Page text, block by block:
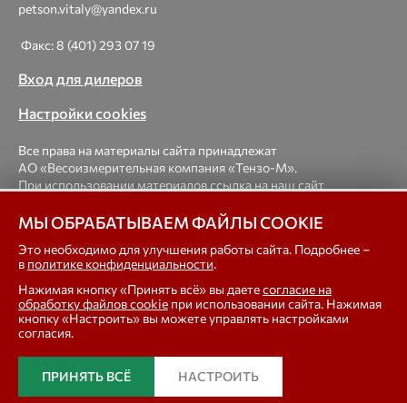
petson.vitaly@yandex.ru
Факс: 8 (401) 293 07 19
Вход для дилеров
Настройки cookies
Все права на материалы сайта принадлежат
АО «Весоизмерительная компания «Тензо-М».
При использовании материалов ссылка на наш сайт
© 1998-2026 Весоизмерительная компания «Тензо-М» —
платформенные, крановые, вагонные, бункерные,
автомобильные весы, весовые дозаторы для фасовки,
тензодатчики
МЫ ОБРАБАТЫВАЕМ ФАЙЛЫ COOKIE
Это необходимо для улучшения работы сайта. Подробнее –
в политике конфиденциальности.
Нажимая кнопку «Принять всё» вы даетесогласие на
обработку файлов cookie при использовании сайта. Нажимая
кнопку «Настроить» вы можете управлять настройками
согласия.
ПРИНЯТЬ ВСЁ НАСТРОИТЬ